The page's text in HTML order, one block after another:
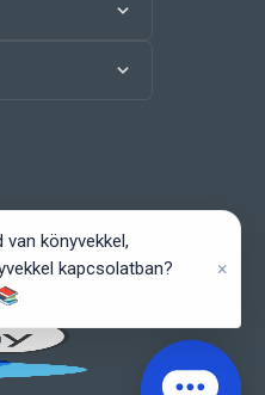
van könyvekkel,
kapcsolatban?
×